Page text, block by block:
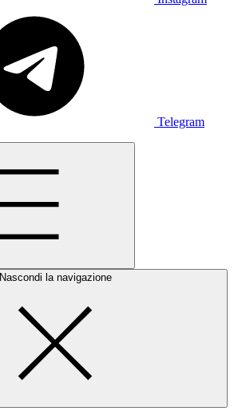
Telegram
Nascondi la navigazione